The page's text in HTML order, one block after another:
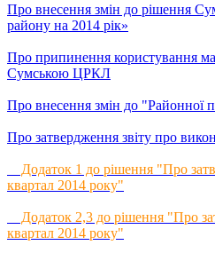
Про внесення змін до рішення
району на 2014 рік»
Про припинення користування
Сумською ЦРКЛ
Про внесення змін до "Районної
Про затвердження звіту про
Додаток 1 до рішення "Про
квартал 2014 року"
Додаток 2,3 до рішення "Про
квартал 2014 року"